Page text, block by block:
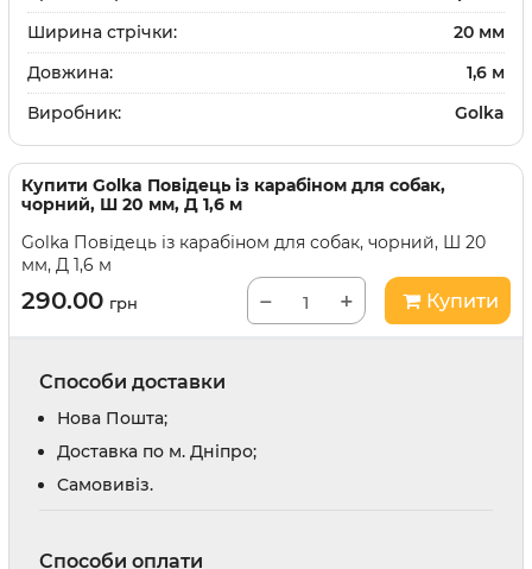
Ширина стрічки:
20 мм
Довжина:
1,6 м
Виробник:
Golka
Купити Golka Повідець із карабіном для собак,
чорний, Ш 20 мм, Д 1,6 м
Golka Повідець із карабіном для собак, чорний, Ш 20
мм, Д 1,6 м
290.00 грн − + Купити
Способи доставки
Нова Пошта;
Доставка по м. Дніпро;
Cамовивіз.
Способи оплати